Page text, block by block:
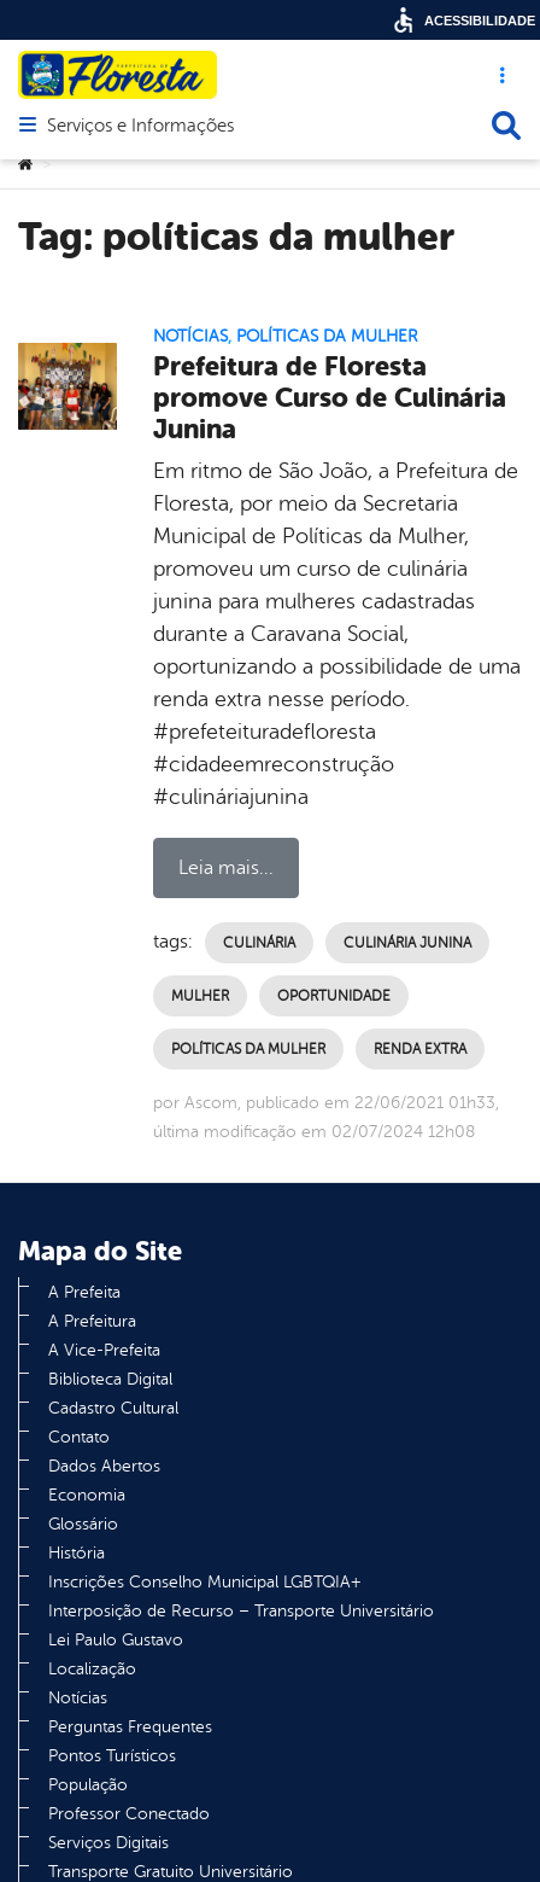
Acesso
Abrir menu principal de navegação
Serviços e Informações
Você está aqui:
>
Tag: políticas da mulher
NOTÍCIAS, POLÍTICAS DA MULHER
Prefeitura de Floresta
promove Curso de Culinária
Junina
Em ritmo de São João, a Prefeitura de
Floresta, por meio da Secretaria
Municipal de Políticas da Mulher,
promoveu um curso de culinária
junina para mulheres cadastradas
durante a Caravana Social,
oportunizando a possibilidade de uma
renda extra nesse período.
#prefeteituradefloresta
#cidadeemreconstrução
#culináriajunina
Leia mais...
tags: CULINÁRIA CULINÁRIA JUNINA
MULHER OPORTUNIDADE
POLÍTICAS DA MULHER RENDA EXTRA
por Ascom, publicado em 22/06/2021 01h33,
última modificação em 02/07/2024 12h08
Mapa do Site
A Prefeita
A Prefeitura
A Vice-Prefeita
Biblioteca Digital
Cadastro Cultural
Contato
Dados Abertos
Economia
Glossário
História
Inscrições Conselho Municipal LGBTQIA+
Interposição de Recurso – Transporte Universitário
Lei Paulo Gustavo
Localização
Notícias
Perguntas Frequentes
Pontos Turísticos
População
Professor Conectado
Serviços Digitais
Transporte Gratuito Universitário
ACESSIBILIDADE